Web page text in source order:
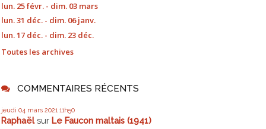
lun. 25 févr. - dim. 03 mars
lun. 31 déc. - dim. 06 janv.
lun. 17 déc. - dim. 23 déc.
Toutes les archives
COMMENTAIRES RÉCENTS
jeudi 04 mars 2021 11h50
Raphaëlsur Le Faucon maltais (1941)